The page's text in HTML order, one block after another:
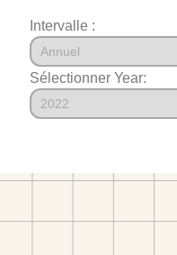
Intervalle :
Sélectionner Year: